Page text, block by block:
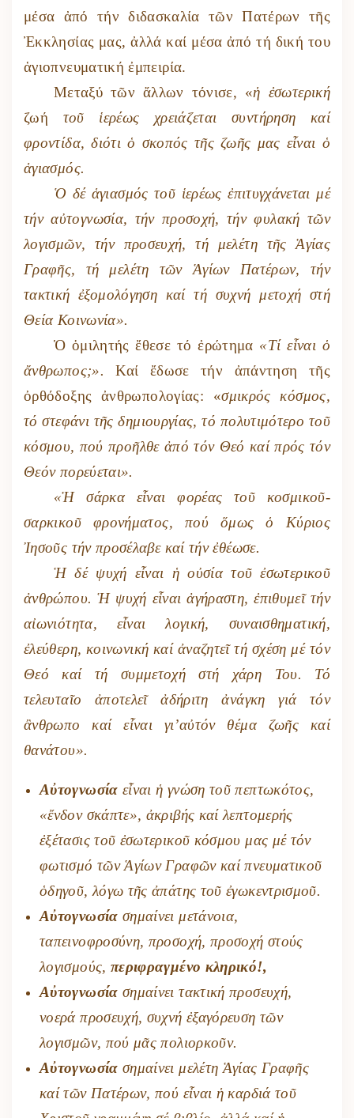
μέσα ἀπό τήν διδασκαλία τῶν Πατέρων τῆς
Ἐκκλησίας μας, ἀλλά καί μέσα ἀπό τή δική του
ἁγιοπνευματική ἐμπειρία.
Μεταξύ τῶν ἄλλων τόνισε, «ἡ ἐσωτερική
ζωή τοῦ ἱερέως χρειάζεται συντήρηση καί
φροντίδα, διότι ὁ σκοπός τῆς ζωῆς μας εἶναι ὁ
ἁγιασμός.
Ὁ δέ ἁγιασμός τοῦ ἱερέως ἐπιτυγχάνεται μέ
τήν αὐτογνωσία, τήν προσοχή, τήν φυλακή τῶν
λογισμῶν, τήν προσευχή, τή μελέτη τῆς Ἁγίας
Γραφῆς, τή μελέτη τῶν Ἁγίων Πατέρων, τήν
τακτική ἐξομολόγηση καί τή συχνή μετοχή στή
Θεία Κοινωνία».
Ὁ ὁμιλητής ἔθεσε τό ἐρώτημα «Τί εἶναι ὁ
ἄνθρωπος;».Καί ἔδωσε τήν ἀπάντηση τῆς
ὀρθόδοξης ἀνθρωπολογίας: «σμικρός κόσμος,
τό στεφάνι τῆς δημιουργίας, τό πολυτιμότερο τοῦ
κόσμου, πού προῆλθε ἀπό τόν Θεό καί πρός τόν
Θεόν πορεύεται».
«Ἡ σάρκα εἶναι φορέας τοῦ κοσμικοῦ-
σαρκικοῦ φρονήματος, πού ὅμως ὁ Κύριος
Ἰησοῦς τήν προσέλαβε καί τήν ἐθέωσε.
Ἡ δέ ψυχή εἶναι ἡ οὐσία τοῦ ἐσωτερικοῦ
ἀνθρώπου. Ἡ ψυχή εἶναι ἀγήραστη, ἐπιθυμεῖ τήν
αἰωνιότητα, εἶναι λογική, συναισθηματική,
ἐλεύθερη, κοινωνική καί ἀναζητεῖ τή σχέση μέ τόν
Θεό καί τή συμμετοχή στή χάρη Του. Τό
τελευταῖο ἀποτελεῖ ἀδήριτη ἀνάγκη γιά τόν
ἂνθρωπο καί εἶναι γι’αὐτόν θέμα ζωῆς καί
θανάτου».
Αὐτογνωσία εἶναι ἡ γνώση τοῦ πεπτωκότος,
«ἔνδον σκάπτε», ἀκριβής καί λεπτομερής
ἐξέτασις τοῦ ἐσωτερικοῦ κόσμου μας μέ τόν
φωτισμό τῶν Ἁγίων Γραφῶν καί πνευματικοῦ
ὁδηγοῦ, λόγω τῆς ἀπάτης τοῦ ἐγωκεντρισμοῦ.
Αὐτογνωσία σημαίνει μετάνοια,
ταπεινοφροσύνη, προσοχή, προσοχή στούς
λογισμούς, περιφραγμένο κληρικό!,
Αὐτογνωσία σημαίνει τακτική προσευχή,
νοερά προσευχή, συχνή ἐξαγόρευση τῶν
λογισμῶν, πού μᾶς πολιορκοῦν.
Αὐτογνωσία σημαίνει μελέτη Ἁγίας Γραφῆς
καί τῶν Πατέρων, πού εἶναι ἡ καρδιά τοῦ